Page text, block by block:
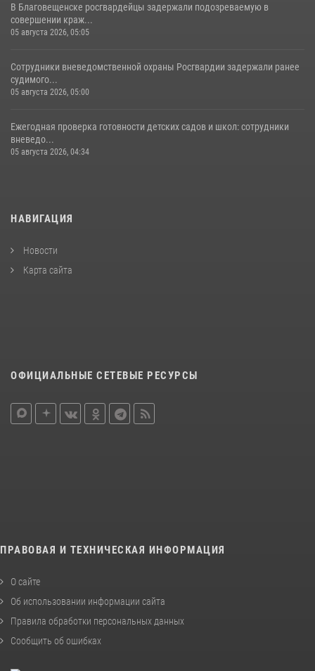
В Благовещенске росгвардейцы задержали подозреваемую в
совершении краж...
05 августа 2026, 05:05
Сотрудники вневедомственной охраны Росгвардии задержали ранее
судимого...
05 августа 2026, 05:00
Ежегодная проверка готовности детских садов и школ: сотрудники
вневедо...
05 августа 2026, 04:34
НАВИГАЦИЯ
Новости
Карта сайта
ОФИЦИАЛЬНЫЕ СЕТЕВЫЕ РЕСУРСЫ
ПРАВОВАЯ И ТЕХНИЧЕСКАЯ ИНФОРМАЦИЯ
О сайте
Об использовании информации сайта
Правила обработки персональных данных
Сообщить об ошибках